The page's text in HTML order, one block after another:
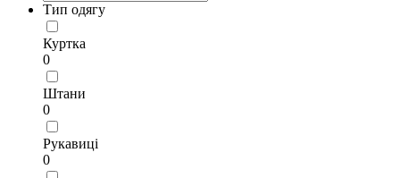
Тип одягу
Куртка
0
Штани
0
Рукавиці
0